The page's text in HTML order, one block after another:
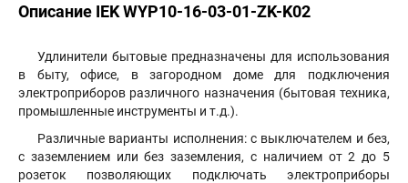
Описание IEK WYP10-16-03-01-ZK-K02
Удлинители бытовые предназначены для использования
в быту, офисе, в загородном доме для подключения
электроприборов различного назначения (бытовая техника,
промышленные инструменты и т.д.).
Различные варианты исполнения: с выключателем и без,
с заземлением или без заземления, с наличием от 2 до 5
розеток позволяющих подключать электроприборы